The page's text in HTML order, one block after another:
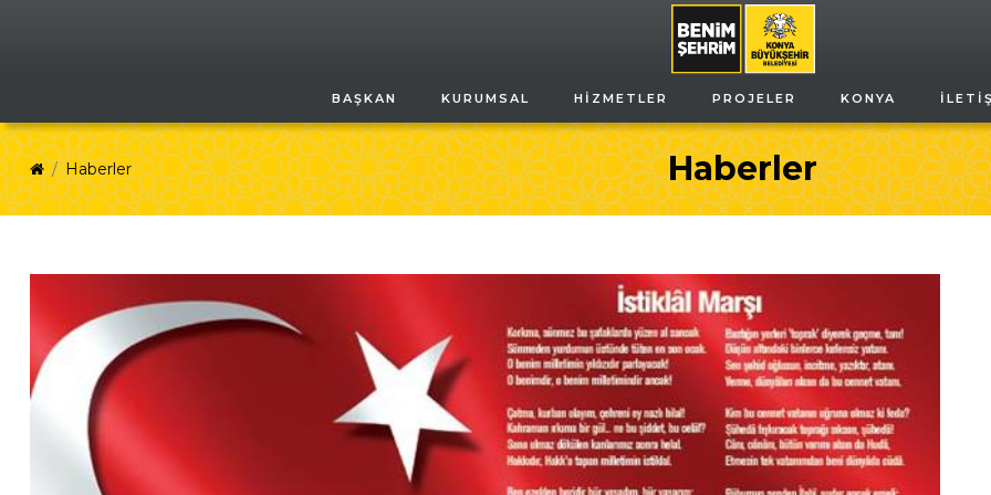
BAŞKAN KURUMSAL HIZMETLER PROJELER KONYA
Haberler
Haberler